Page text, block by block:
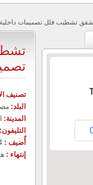
تشطيب فلل تصميمات
تصنيف
البلد:
المدينة:
التليفون:
أٌضيف :
إنتهاء :